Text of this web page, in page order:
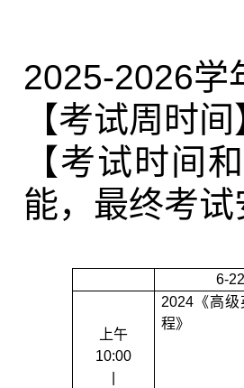
2025-2026学
【考试周时间
【考试时间
能，最终考
6-22
上午
10:00
2024《高级
程》